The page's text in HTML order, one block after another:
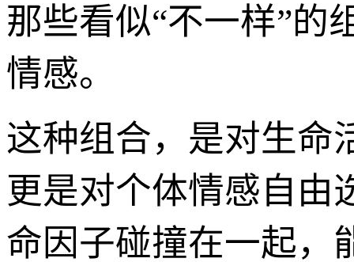
那些看似“不一样”的
情感。
这种组合，是对生命
更是对个体情感自由
命因子碰撞在一起，